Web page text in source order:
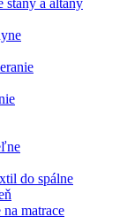
stany a altány
do spálne
matrace